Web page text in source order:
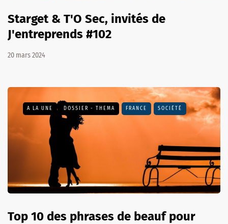
Starget & T'O Sec, invités de
J'entreprends #102
20 mars 2024
A LA UNE DOSSIER - THEMA FRANCE SOCIÉTÉ
Top 10 des phrases de beauf pour